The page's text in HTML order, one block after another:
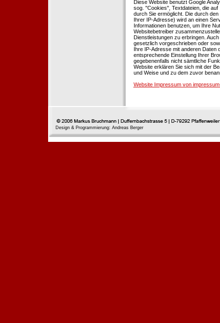
Diese Website benutzt Google
sog. ''Cookies'', Textdateien, die
durch Sie ermöglicht. Die durch
Ihrer IP-Adresse) wird an einen
Informationen benutzen, um Ihre
Websitebetreiber
Dienstleistungen zu erbringen.
gesetzlich vorgeschrieben oder
Ihre IP-Adresse mit anderen Daten
entsprechende Einstellung Ihrer
gegebenenfalls nicht sämtliche
Website erklären Sie sich mit der
und Weise und zu dem zuvor
Website Impressum von
Design & Programmierung: Andreas Berger